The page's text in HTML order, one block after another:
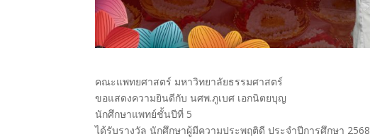
คณะแพทยศาสตร์ มหาวิทยาลัยธรรมศาสตร์
ขอแสดงความยินดีกับ นศพ.ภูเบศ เอกนิตยบุญ
นักศึกษาแพทย์ชั้นปีที่ 5
ได้รับรางวัล นักศึกษาผู้มีความประพฤติดี ประจำปีการศึกษา 2568